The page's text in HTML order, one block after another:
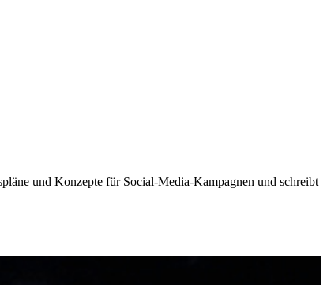
und Konzepte für Social-Media-Kampagnen und schreibt